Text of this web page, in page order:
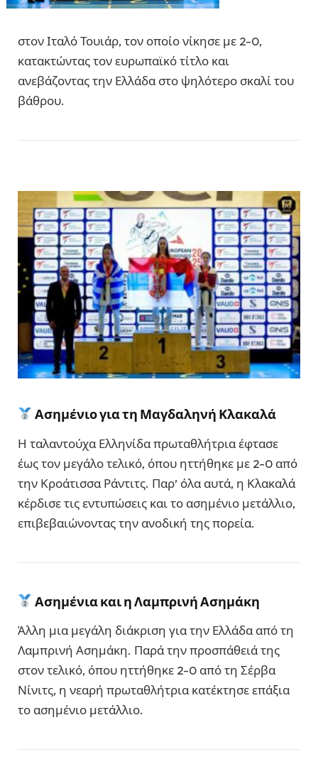
στον Ιταλό Τουιάρ, τον οποίο νίκησε με 2-0,
κατακτώντας τον ευρωπαϊκό τίτλο και
ανεβάζοντας την Ελλάδα στο ψηλότερο σκαλί του
βάθρου.
Ασημένιο για τη Μαγδαληνή Κλακαλά
Η ταλαντούχα Ελληνίδα πρωταθλήτρια έφτασε
έως τον μεγάλο τελικό, όπου ηττήθηκε με 2-0 από
την Κροάτισσα Ράντιτς. Παρ’ όλα αυτά, η Κλακαλά
κέρδισε τις εντυπώσεις και το ασημένιο μετάλλιο,
επιβεβαιώνοντας την ανοδική της πορεία.
Ασημένια και η Λαμπρινή Ασημάκη
Άλλη μια μεγάλη διάκριση για την Ελλάδα από τη
Λαμπρινή Ασημάκη. Παρά την προσπάθειά της
στον τελικό, όπου ηττήθηκε 2-0 από τη Σέρβα
Νίνιτς, η νεαρή πρωταθλήτρια κατέκτησε επάξια
το ασημένιο μετάλλιο.